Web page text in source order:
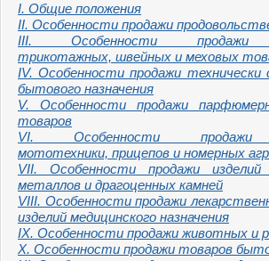
I. Общие положения
II. Особенности продажи
III. Особенности продажи
трикотажных, швейных и меховых
IV. Особенности продажи технически
бытового назначения
V. Особенности продажи
товаров
VI. Особенности продажи
мототехники, прицепов и номерных
VII. Особенности продажи изделий
металлов и драгоценных камней
VIII. Особенности продажи
изделий медицинского назначения
IX. Особенности продажи животных и
X. Особенности продажи товаров